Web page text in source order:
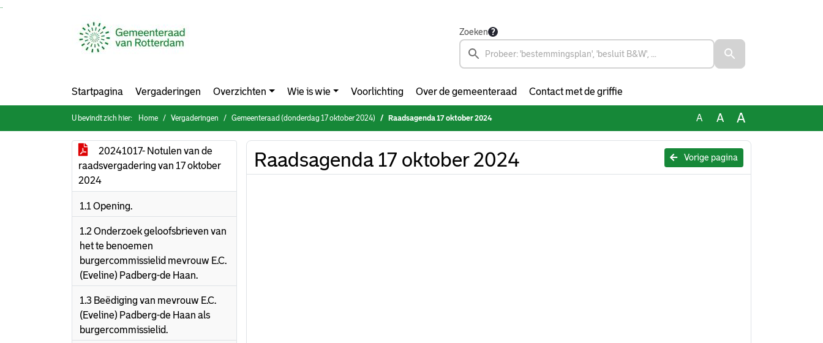
Zoeken
Startpagina Vergaderingen Overzichten Wie is wie Voorlichting Over de gemeenteraad Contact met de griffie
U bevindt zich hier: Home Vergaderingen Gemeenteraad (donderdag 17 oktober 2024) Raadsagenda 17 oktober 2024 A A A
20241017- Notulen van de
raadsvergadering van 17 oktober
2024
1.1 Opening.
1.2 Onderzoek geloofsbrieven van
het te benoemen
burgercommissielid mevrouw E.C.
(Eveline) Padberg-de Haan.
1.3 Beëdiging van mevrouw E.C.
(Eveline) Padberg-de Haan als
burgercommissielid.
Vorige pagina
Raadsagenda 17 oktober 2024